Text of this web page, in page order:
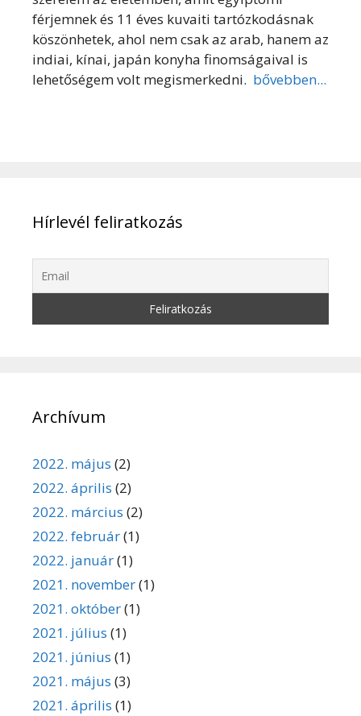
férjemnek és 11 éves kuvaiti tartózkodásnak
köszönhetek, ahol nem csak az arab, hanem az
indiai, kínai, japán konyha finomságaival is
lehetőségem volt megismerkedni. bővebben...
Hírlevél feliratkozás
Archívum
2022. május (2)
2022. április (2)
2022. március (2)
2022. február(1)
2022. január(1)
2021. november(1)
2021. október(1)
2021. július (1)
2021. június (1)
2021. május (3)
2021. április (1)